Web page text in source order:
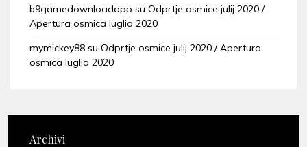
b9gamedownloadapp su Odprtje osmice julij 2020 /
Apertura osmica luglio 2020
mymickey88 su Odprtje osmice julij 2020 / Apertura
osmica luglio 2020
Archivi